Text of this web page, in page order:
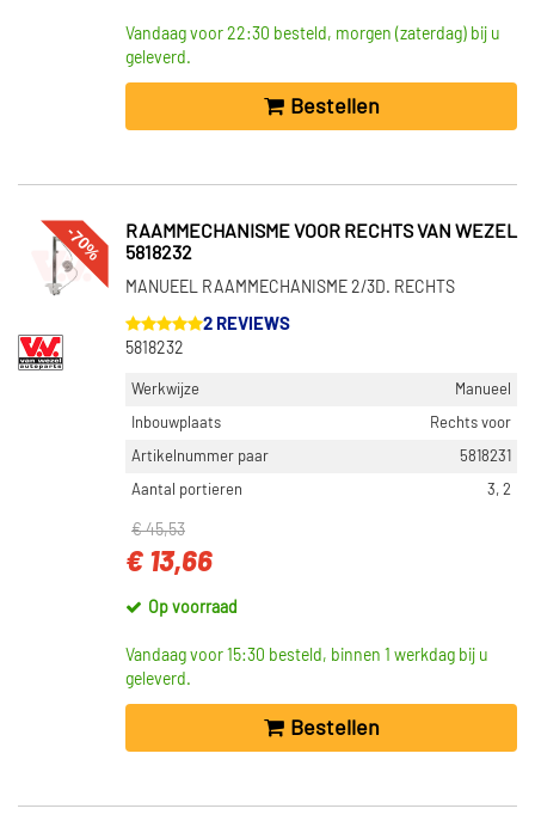
Vandaag voor 22:30 besteld, morgen (zaterdag) bij u
geleverd.
Bestellen
-70%
RAAMMECHANISME VOOR RECHTS VAN WEZEL
5818232
MANUEEL RAAMMECHANISME 2/3D. RECHTS
2 REVIEWS
5818232
Werkwijze
Manueel
Inbouwplaats
Rechts voor
Artikelnummer paar
5818231
Aantal portieren
3, 2
€ 45,53
€ 13,66
Op voorraad
Vandaag voor 15:30 besteld, binnen 1 werkdag bij u
geleverd.
Bestellen